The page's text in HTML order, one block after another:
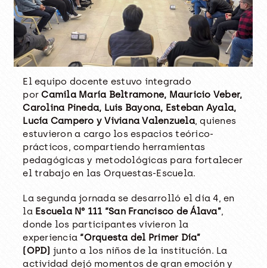
El equipo docente estuvo integrado
porCamila María Beltramone, Mauricio Veber,
Carolina Pineda, Luis Bayona, Esteban Ayala,
Lucía Campero y Viviana Valenzuela, quienes
estuvieron a cargo los espacios teórico-
prácticos, compartiendo herramientas
pedagógicas y metodológicas para fortalecer
el trabajo en las Orquestas-Escuela.
La segunda jornada se desarrolló el día 4, en
la Escuela N° 111 “San Francisco de Álava”,
donde los participantes vivieron la
experiencia “Orquesta del Primer Día”
(OPD) junto a los niños de la institución. La
actividad dejó momentos de gran emoción y